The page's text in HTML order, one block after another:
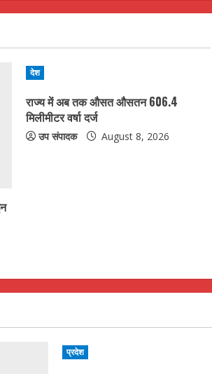
देश
राज्य में अब तक औसत औसतन 606.4
मिलीमीटर वर्षा दर्ज
उप संपादक August 8, 2026
प्रदेश